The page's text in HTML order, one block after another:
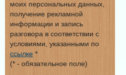
моих персональных данных,
получение рекламной
информации и запись
разговора в соответствии с
условиями, указанными по
ссылке *
(* - обязательное поле)